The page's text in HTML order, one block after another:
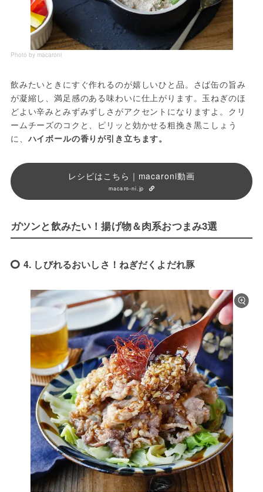
Photo by macaroni
飲みたいときにすぐ作れるのが嬉しいひと品。さば缶の旨み
が凝縮し、満足感のある味わいに仕上がります。玉ねぎのほ
どよい辛みとみずみずしさがアクセントになりますよ。クリ
ームチーズのコクと、ピリッと効かせる粗挽き黒こしょう
に、 ハイボールの香りが引き立ちます。
レシピはこちら｜macaroni動画
macaro-ni.jp
ガツンと飲みたい！揚げ物＆肉系おつまみ3選
4. しびれるおいしさ！ねぎだくよだれ豚